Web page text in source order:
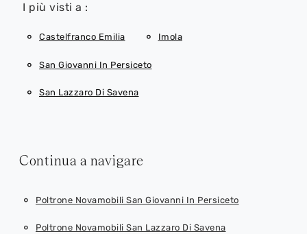
I più visti a :
Castelfranco Emilia Imola
San Giovanni In Persiceto
San Lazzaro Di Savena
Continua a navigare
Poltrone Novamobili San Giovanni In Persiceto
Poltrone Novamobili San Lazzaro Di Savena